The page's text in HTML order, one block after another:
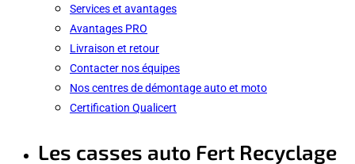
Services et avantages
Avantages PRO
Livraison et retour
Contacter nos équipes
Nos centres de démontage auto et moto
Certification Qualicert
Les casses auto Fert Recyclage